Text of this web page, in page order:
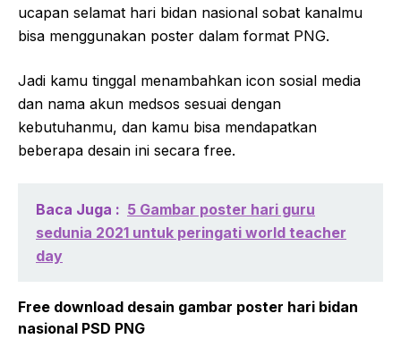
ucapan selamat hari bidan nasional sobat kanalmu
bisa menggunakan poster dalam format PNG.
Jadi kamu tinggal menambahkan icon sosial media
dan nama akun medsos sesuai dengan
kebutuhanmu, dan kamu bisa mendapatkan
beberapa desain ini secara free.
Baca Juga : 5 Gambar poster hari guru
sedunia 2021 untuk peringati world teacher
day
Free download desain gambar poster hari bidan
nasional PSD PNG